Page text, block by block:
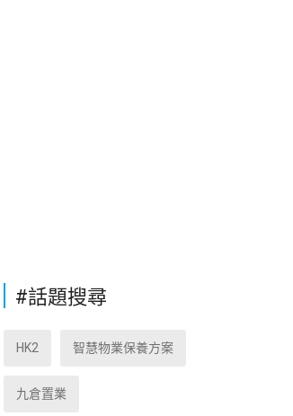
#話題搜尋
HK2 智慧物業保養方案
九倉置業